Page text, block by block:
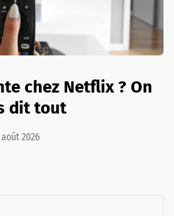
chez Netflix ? On
dit tout
août 2026